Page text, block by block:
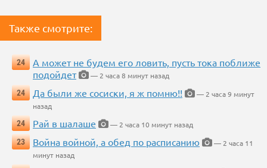
Также смотрите:
24
А может не будем его ловить, пусть тока поближе
подойдет
— 2 часа 8 минут назад
24
Да были же сосиски, я ж помню!!
— 2 часа 9 минут
назад
24
Рай в шалаше
— 2 часа 10 минут назад
23
Война войной, а обед по расписанию
— 2 часа 11
минут назад